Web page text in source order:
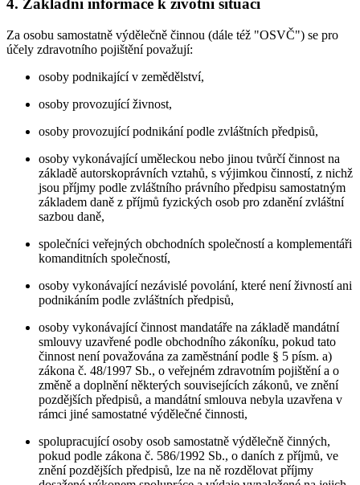
4. Základní informace k životní situaci
Za osobu samostatně výdělečně činnou (dále též "OSVČ") se pro
účely zdravotního pojištění považují:
osoby podnikající v zemědělství,
osoby provozující živnost,
osoby provozující podnikání podle zvláštních předpisů,
osoby vykonávající uměleckou nebo jinou tvůrčí činnost na
základě autorskoprávních vztahů, s výjimkou činností, z nichž
jsou příjmy podle zvláštního právního předpisu samostatným
základem daně z příjmů fyzických osob pro zdanění zvláštní
sazbou daně,
společníci veřejných obchodních společností a komplementáři
komanditních společností,
osoby vykonávající nezávislé povolání, které není živností ani
podnikáním podle zvláštních předpisů,
osoby vykonávající činnost mandatáře na základě mandátní
smlouvy uzavřené podle obchodního zákoníku, pokud tato
činnost není považována za zaměstnání podle § 5 písm. a)
zákona č. 48/1997 Sb., o veřejném zdravotním pojištění a o
změně a doplnění některých souvisejících zákonů, ve znění
pozdějších předpisů, a mandátní smlouva nebyla uzavřena v
rámci jiné samostatné výdělečné činnosti,
spolupracující osoby osob samostatně výdělečně činných,
pokud podle zákona č. 586/1992 Sb., o daních z příjmů, ve
znění pozdějších předpisů, lze na ně rozdělovat příjmy